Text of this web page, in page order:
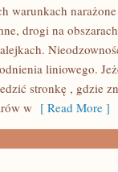
warunkach
drogi na
liniowego.
stronkę , gdzie
w [ Read More ]